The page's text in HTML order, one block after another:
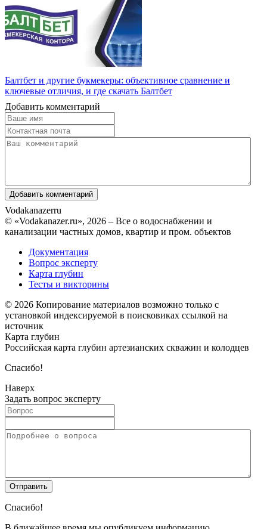
Балтбет и другие букмекеры: объективное сравнение и
ключевые отличия, и где скачать Балтбет
Добавить комментарий
Vodakanazerru
© «Vodakanazer.ru», 2026 – Все о водоснабжении и
канализации частных домов, квартир и пром. объектов
Документация
Вопрос эксперту
Карта глубин
Тесты и викторины
© 2026 Копирование материалов возможно только с
установкой индексируемой в поисковиках ссылкой на
источник
Карта глубин
Российская карта глубин артезианских скважин и колодцев
Спасибо!
Наверх
Задать вопрос эксперту
Спасибо!